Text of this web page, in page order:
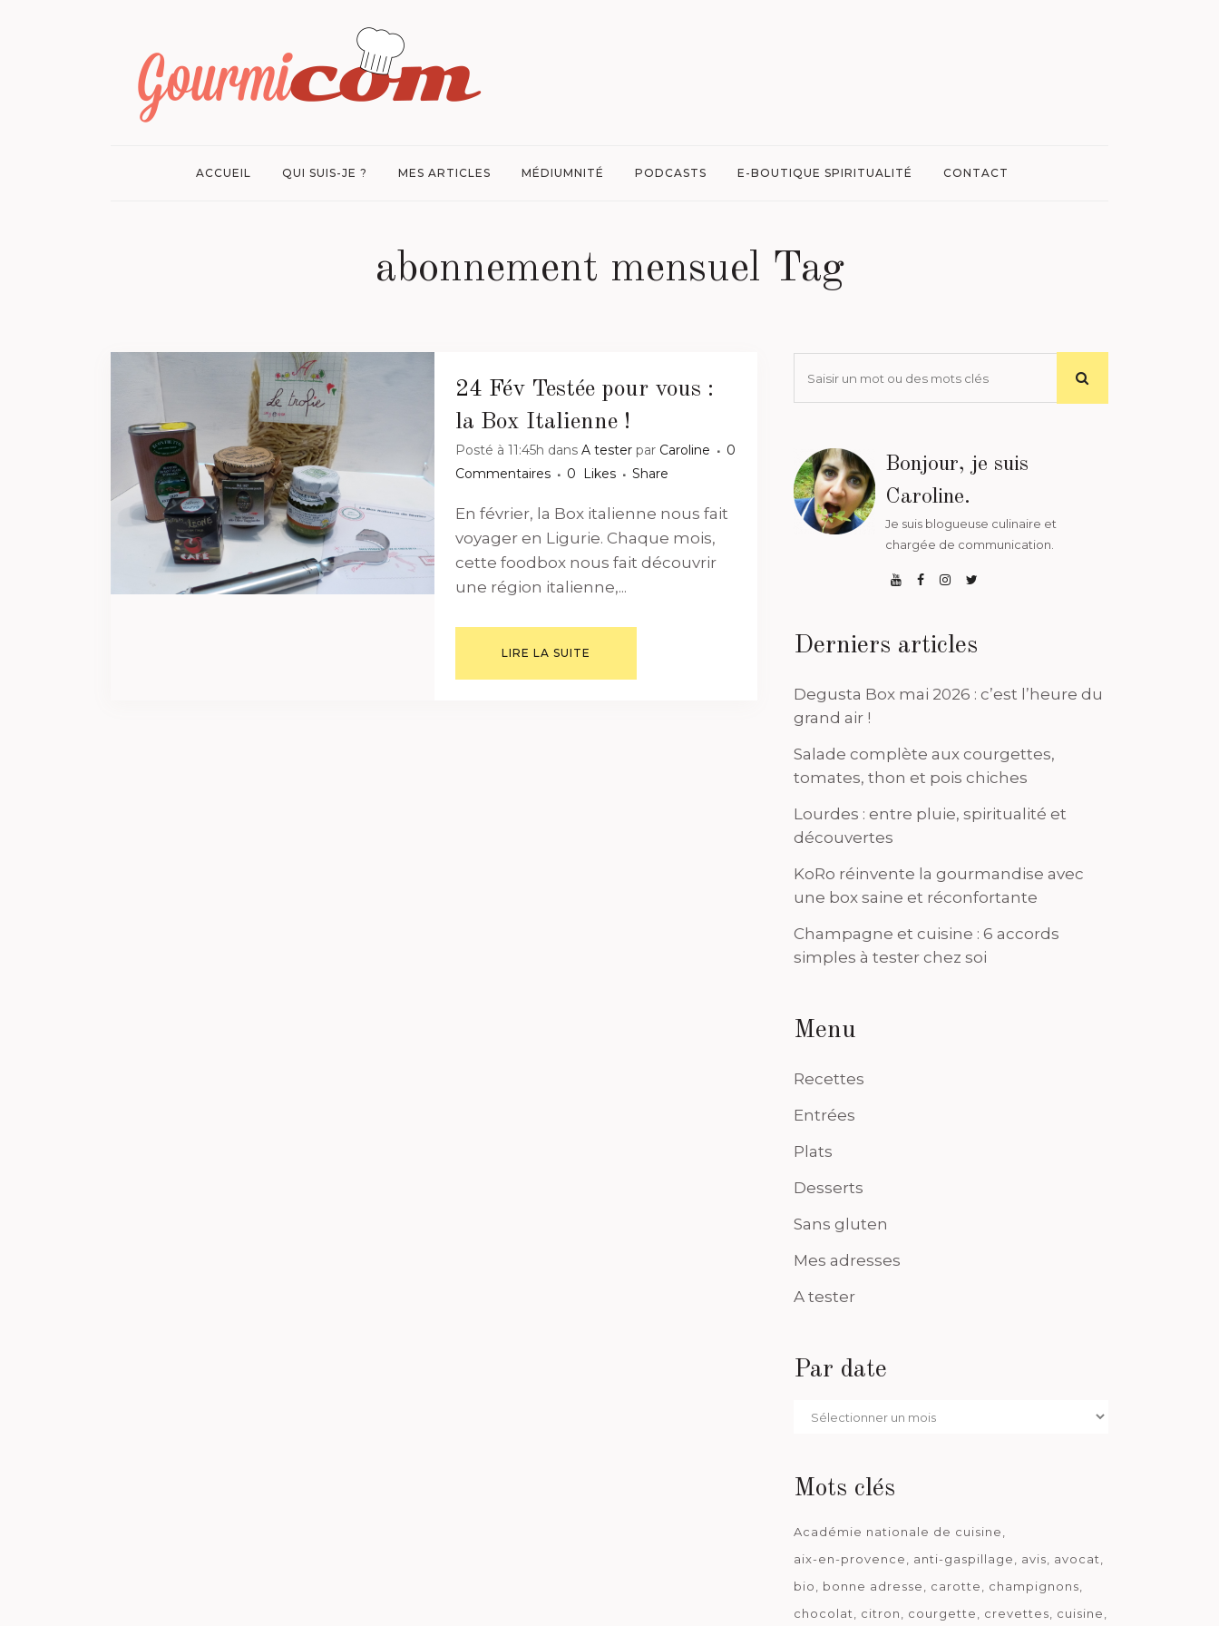
ACCUEIL QUI SUIS-JE ? MES ARTICLES MÉDIUMNITÉ PODCASTS E-BOUTIQUE SPIRITUALITÉ CONTACT
abonnement mensuel Tag
24 Fév Testée pour vous :
la Box Italienne !
Posté à 11:45h dans A tester par Caroline
0
Commentaires
0 Likes Share
En février, la Box italienne nous fait
voyager en Ligurie. Chaque mois,
cette foodbox nous fait découvrir
une région italienne,...
LIRE LA SUITE
Bonjour, je suis
Caroline.
Je suis blogueuse culinaire et
chargée de communication.
Derniers articles
Degusta Box mai 2026 : c’est l’heure du
grand air !
Salade complète aux courgettes,
tomates, thon et pois chiches
Lourdes : entre pluie, spiritualité et
découvertes
KoRo réinvente la gourmandise avec
une box saine et réconfortante
Champagne et cuisine : 6 accords
simples à tester chez soi
Menu
Recettes
Entrées
Plats
Desserts
Sans gluten
Mes adresses
A tester
Par date
Par
Mots clés
Académie nationale de cuisine
aix-en-provence
anti-gaspillage avis
avocat
bio
bonne adresse carotte
champignons
chocolat
citron courgette crevettes
cuisine